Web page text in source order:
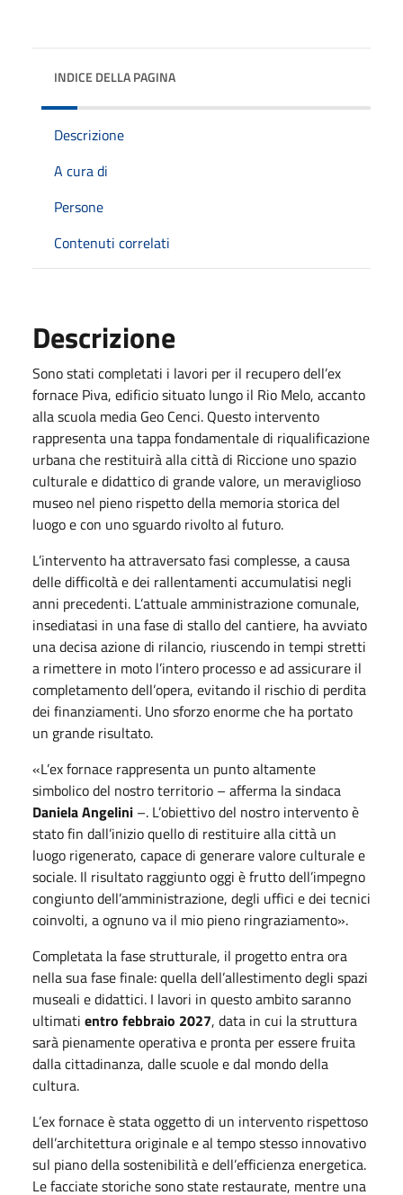
INDICE DELLA PAGINA
Descrizione
A cura di
Persone
Contenuti correlati
Descrizione
Sono stati completati i lavori per il recupero dell’ex
fornace Piva, edificio situato lungo il Rio Melo, accanto
alla scuola media Geo Cenci. Questo intervento
rappresenta una tappa fondamentale di riqualificazione
urbana che restituirà alla città di Riccione uno spazio
culturale e didattico di grande valore, un meraviglioso
museo nel pieno rispetto della memoria storica del
luogo e con uno sguardo rivolto al futuro.
L’intervento ha attraversato fasi complesse, a causa
delle difficoltà e dei rallentamenti accumulatisi negli
anni precedenti. L’attuale amministrazione comunale,
insediatasi in una fase di stallo del cantiere, ha avviato
una decisa azione di rilancio, riuscendo in tempi stretti
a rimettere in moto l’intero processo e ad assicurare il
completamento dell’opera, evitando il rischio di perdita
dei finanziamenti. Uno sforzo enorme che ha portato
un grande risultato.
«L’ex fornace rappresenta un punto altamente
simbolico del nostro territorio – afferma la sindaca
Daniela Angelini –. L’obiettivo del nostro intervento è
stato fin dall’inizio quello di restituire alla città un
luogo rigenerato, capace di generare valore culturale e
sociale. Il risultato raggiunto oggi è frutto dell’impegno
congiunto dell’amministrazione, degli uffici e dei tecnici
coinvolti, a ognuno va il mio pieno ringraziamento».
Completata la fase strutturale, il progetto entra ora
nella sua fase finale: quella dell’allestimento degli spazi
museali e didattici. I lavori in questo ambito saranno
ultimati entro febbraio 2027, data in cui la struttura
sarà pienamente operativa e pronta per essere fruita
dalla cittadinanza, dalle scuole e dal mondo della
cultura.
L’ex fornace è stata oggetto di un intervento rispettoso
dell’architettura originale e al tempo stesso innovativo
sul piano della sostenibilità e dell’efficienza energetica.
Le facciate storiche sono state restaurate, mentre una